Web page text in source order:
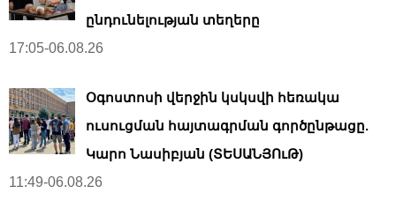
ընդունելության տեղերը
17:05-06.08.26
Օգոստոսի վերջին կսկսվի հեռակա
ուսուցման հայտագրման գործընթացը.
Կարո Նասիբյան (ՏԵՍԱՆՅՈւԹ)
11:49-06.08.26